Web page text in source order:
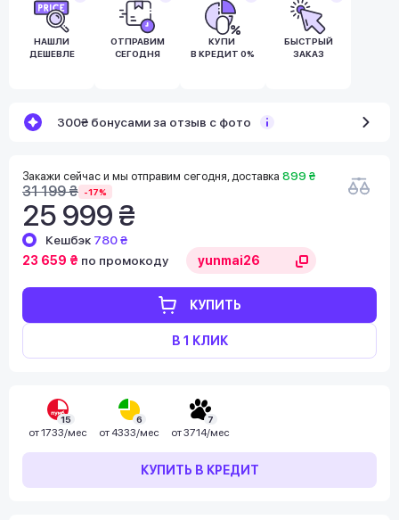
НАШЛИ
ДЕШЕВЛЕ
ОТПРАВИМ
СЕГОДНЯ
КУПИ
В КРЕДИТ 0%
БЫСТРЫЙ
ЗАКАЗ
300₴ бонусами за отзыв с фото
Закажи сейчас и мы отправим сегодня, доставка 899 ₴
31 199 ₴ -17%
25 999 ₴
КУПИТЬ
В 1 КЛИК
Кешбэк 780 ₴
23 659 ₴ по промокоду
15
от1733/мес
6
от 4333/мес
7
от3714/мес
КУПИТЬ В КРЕДИТ